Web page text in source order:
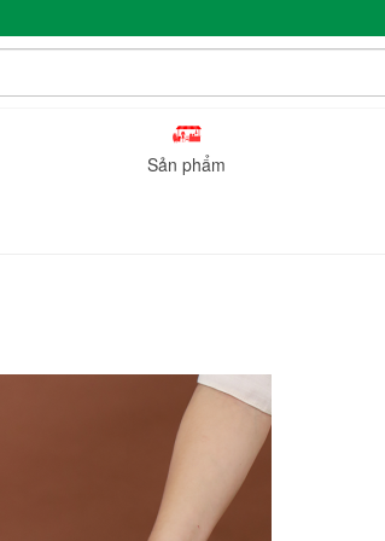
Sản phẩm